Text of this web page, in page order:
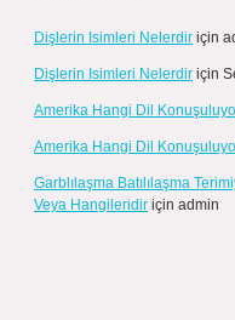
Dişlerin Isimleri Nelerdir için
Dişlerin Isimleri Nelerdir için
Amerika Hangi Dil
Amerika Hangi Dil
Garblılaşma Batılılaşma
Veya Hangileridir için admin